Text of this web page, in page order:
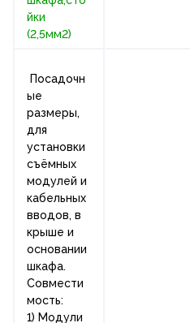
йки
(2,5мм2)
Посадочн
ые
размеры,
для
установки
съёмных
модулей и
кабельных
вводов, в
крыше и
основании
шкафа.
Совмести
мость:
1) Модули